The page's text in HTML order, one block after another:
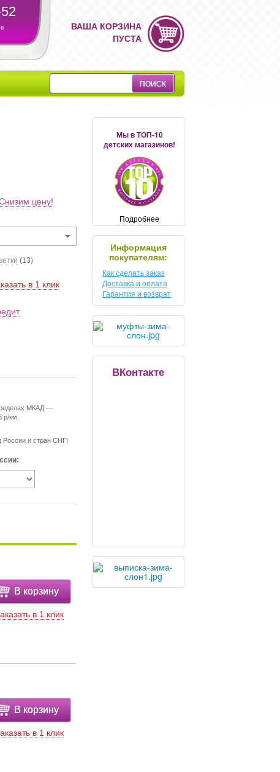
ВАША КОРЗИНА
ПУСТА
цену!
(13)
в 1 клик
МКАД —
р/км.
России и стран СНГ!
В корзину
в 1 клик
В корзину
в 1 клик
Мы в ТОП-10
детских магазинов!
Подробнее
Информация
покупателям:
Как сделать заказ
Доставка и оплата
Гарантия и возврат
ВКонтакте